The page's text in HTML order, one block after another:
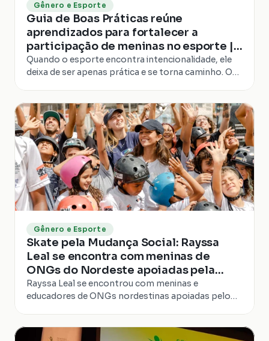
Gênero e Esporte
Guia de Boas Práticas reúne
aprendizados para fortalecer a
participação de meninas no esporte |
Programa Skate pela Mudança Social
Quando o esporte encontra intencionalidade, ele
deixa de ser apenas prática e se torna caminho. O
Gênero e Esporte
Skate pela Mudança Social: Rayssa
Leal se encontra com meninas de
ONGs do Nordeste apoiadas pela
atleta
Rayssa Leal se encontrou com meninas e
educadores de ONGs nordestinas apoiadas pelo